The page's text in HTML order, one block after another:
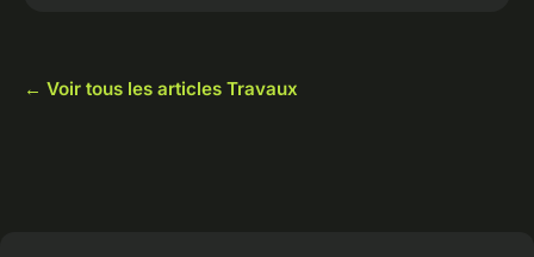
← Voir tous les articles Travaux